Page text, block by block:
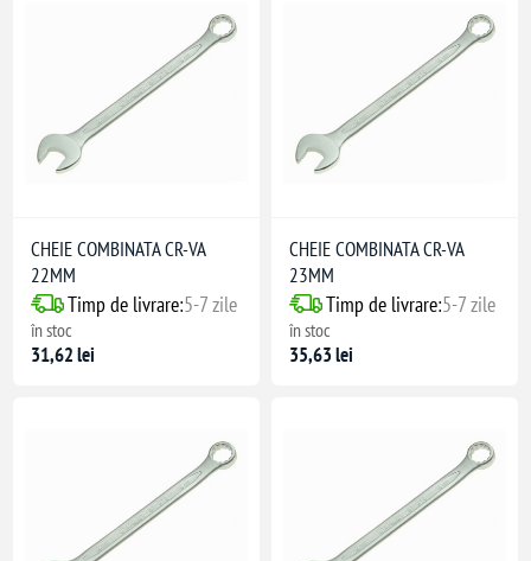
CHEIE COMBINATA CR-VA
22MM
Timp de livrare:5-7 zile
în stoc
31,62 lei
CHEIE COMBINATA CR-VA
23MM
Timp de livrare:5-7 zile
în stoc
35,63 lei